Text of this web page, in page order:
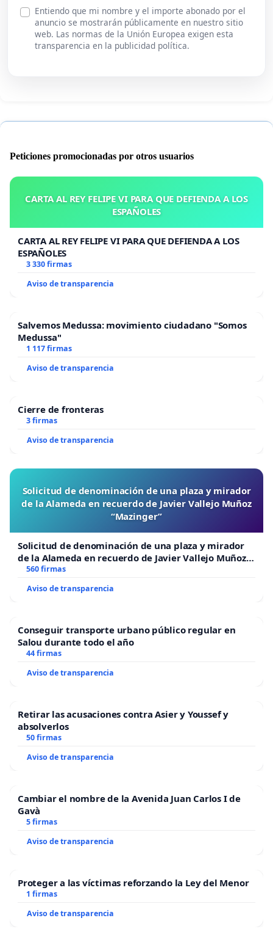
Entiendo que mi nombre y el importe abonado por el
anuncio se mostrarán públicamente en nuestro sitio
web. Las normas de la Unión Europea exigen esta
transparencia en la publicidad política.
Peticiones promocionadas por otros usuarios
CARTA AL REY FELIPE VI PARA QUE DEFIENDA A LOS
ESPAÑOLES
CARTA AL REY FELIPE VI PARA QUE DEFIENDA A LOS
ESPAÑOLES
3 330 firmas
Aviso de transparencia
Salvemos Medussa: movimiento ciudadano "Somos
Medussa"
1 117 firmas
Aviso de transparencia
Cierre de fronteras
3 firmas
Aviso de transparencia
Solicitud de denominación de una plaza y mirador
de la Alameda en recuerdo de Javier Vallejo Muñoz
“Mazinger”
Solicitud de denominación de una plaza y mirador
de la Alameda en recuerdo de Javier Vallejo Muñoz
“Mazinger”
560 firmas
Aviso de transparencia
Conseguir transporte urbano público regular en
Salou durante todo el año
44 firmas
Aviso de transparencia
Retirar las acusaciones contra Asier y Youssef y
absolverlos
50 firmas
Aviso de transparencia
Cambiar el nombre de la Avenida Juan Carlos I de
Gavà
5 firmas
Aviso de transparencia
Proteger a las víctimas reforzando la Ley del Menor
1 firmas
Aviso de transparencia